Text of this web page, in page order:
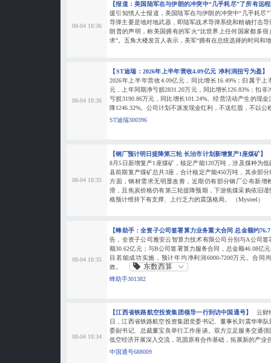
08-04 18:36
【报道：美国陆军在与伊朗的冲突中“几乎耗尽”了所有远
援引知情人士报道，美国陆军在与伊朗的冲突中“几乎耗尽
导弹主要是地对地武器，即陆军战术导弹系统和精确打击
朗普的声明，称美国拥有的军火“比世界上任何国家都多很
求”。五角大楼发言人表示，美军“拥有在总统选择的时间和
08-04 18:36
【ST迪瑞：2026年上半年营收4.09亿元 净利润扭亏为盈】
2026年上半年营收4.09亿元，同比增长16.49%；归属于上
元，上年同期净亏损2831.20万元，同比增长126.83%；扣
亏损3190.86万元，同比增长101.24%。经营活动产生的现
降1246.32%。公司计划不派发现金红利，不送红股，不以公
ST迪瑞300396
08-04 18:35
【钢厂预计明日提降第三轮 长治市计划新增复产1座煤矿】
8月5日新增复产1座煤矿，核定产能120万吨，涉及煤种为
县前期复产煤矿总共3座，合计核定产能450万吨，其余部
方面，钢材需求无明显改善，近期仍有部分钢厂公布新增
滑，且焦炭价格仍有第三轮提降预期，下游焦煤采购依旧
格预计维持下有支撑、上行乏力的震荡格局。 （Mysteel）
08-04 18:35
【蜂助手：全资子公司签署算力业务重大合同 总金额约
告，全资子公司雅安云智算力技术有限公司分别与A公司
额30.62亿元；与B公司签署算力服务合同，总金额46.08亿
目若能成功实施，预计年均净利润6000-7200万元。合同
效。
东数西算
蜂助手301382
08-04 18:34
【江西省铁路航空投资集团领导一行到访中国通号】
云财
日，江西省铁路航空投资集团党委书记、董事长刘震华率
委副书记、总裁董宝良举行工作座谈。双方立足服务交通
低空经济开展深入交流，巩固原有合作基础，拓展新的产业
中国通号688009